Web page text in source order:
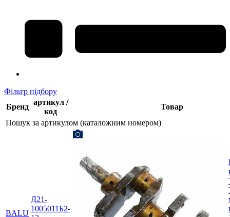
Фільтр підбору
Бренд
артикул /
код
Товар
Пошук за артикулом (каталожним номером)
BALU
Д21-
1005011Б2-